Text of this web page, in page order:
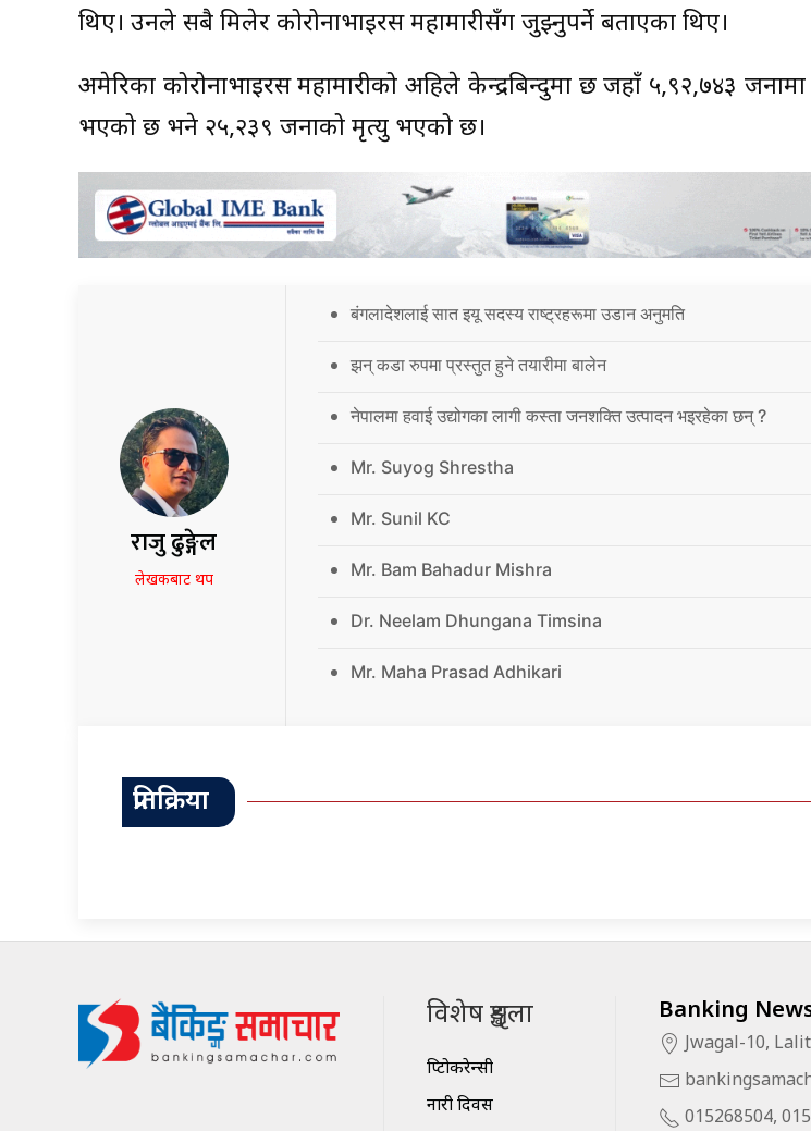
थिए। उनले सबै मिलेर कोरोनाभाइरस महामारीसँग जुझ्नुपर्ने बताएका थिए।
अमेरिका कोरोनाभाइरस महामारीको अहिले केन्द्रबिन्दुमा छ जहाँ ५,९२,७४३
भएको छ भने २५,२३९ जनाको मृत्यु भएको छ।
राजु ढुङ्गेल
लेखकबाट थप
बंगलादेशलाई सात इयू सदस्य राष्ट्रहरूमा उडान अनुमति
झन् कडा रुपमा प्रस्तुत हुने तयारीमा बालेन
नेपालमा हवाई उद्योगका लागी कस्ता जनशक्ति उत्पादन भइरहेका छन् ?
Mr. Suyog Shrestha
Mr. Sunil KC
Mr. Bam Bahadur Mishra
Dr. Neelam Dhungana Timsina
Mr. Maha Prasad Adhikari
प्रतिक्रिया
विशेष शृङ्खला
क्रिप्टोकरेन्सी
नारी दिवस
Banking
Jwagal-10,
015268504,